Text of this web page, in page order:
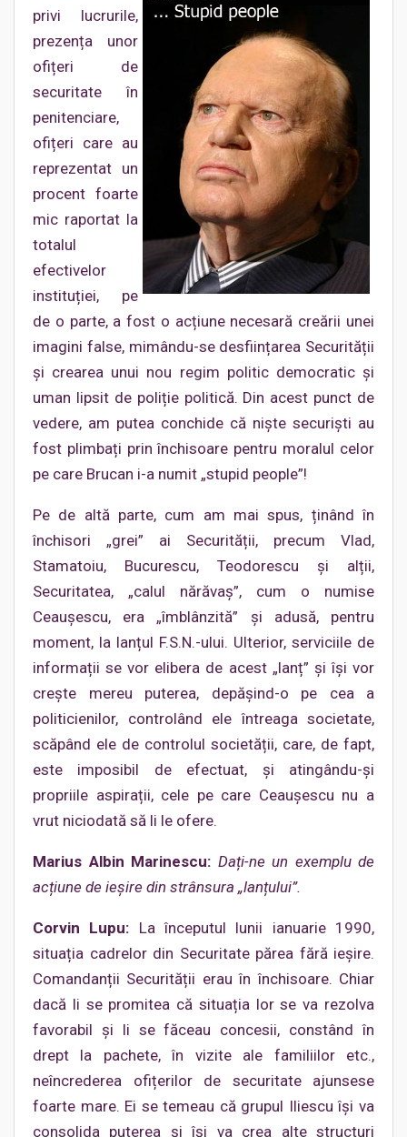
privi lucrurile,
prezența unor
ofițeri de
securitate în
penitenciare,
ofițeri care au
reprezentat un
procent foarte
mic raportat la
totalul
efectivelor
instituției, pe
de o parte, a fost o acțiune necesară creării unei
imagini false, mimându-se desființarea Securității
și crearea unui nou regim politic democratic și
uman lipsit de poliție politică. Din acest punct de
vedere, am putea conchide că niște securiști au
fost plimbați prin închisoare pentru moralul celor
pe care Brucan i-a numit „stupid people”!
Pe de altă parte, cum am mai spus, ținând în
închisori „grei” ai Securității, precum Vlad,
Stamatoiu, Bucurescu, Teodorescu și alții,
Securitatea, „calul nărăvaș”, cum o numise
Ceaușescu, era „îmblânzită” și adusă, pentru
moment, la lanțul F.S.N.-ului. Ulterior, serviciile de
informații se vor elibera de acest „lanț” și își vor
crește mereu puterea, depășind-o pe cea a
politicienilor, controlând ele întreaga societate,
scăpând ele de controlul societății, care, de fapt,
este imposibil de efectuat, și atingându-și
propriile aspirații, cele pe care Ceaușescu nu a
vrut niciodată să li le ofere.
Marius Albin Marinescu: Dați-ne un exemplu de
acțiune de ieșire din strânsura „lanțului”.
Corvin Lupu: La începutul lunii ianuarie 1990,
situația cadrelor din Securitate părea fără ieșire.
Comandanții Securității erau în închisoare. Chiar
dacă li se promitea că situația lor se va rezolva
favorabil și li se făceau concesii, constând în
drept la pachete, în vizite ale familiilor etc.,
neîncrederea ofițerilor de securitate ajunsese
foarte mare. Ei se temeau că grupul Iliescu își va
consolida puterea și își va crea alte structuri